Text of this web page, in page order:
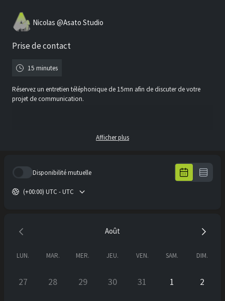
Nicolas @Asato Studio
Prise de contact
15 minutes
Réservez un entretien téléphonique de 15mn afin de discuter de votre
projet de communication.
Merci de répondre aux quelques questions posées lors de la réservation
Si besoin, n'hésitez pas à m'envoyer un mail à nico@asato-studio.fr
avec
les infos dont vous disposez avant le rdv téléphonique, afin que je puisse
le préparer,
merci d'avance ;-)
Afficher plus
Disponibilité mutuelle
(+00:00) UTC - UTC
Août
LUN. MAR. MER. JEU. VEN. SAM. DIM.
27 28 29 30 31 1 2